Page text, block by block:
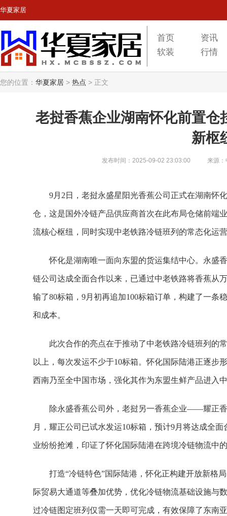
华夏家居
首页
资讯
软装
行情
您的位置： 华夏家居 > 热点 > 正文
老挝香蕉企业湖南怀化前置仓
新枢
发布时间：2025-09-02 23:03:00 来源：
9月2日，老挝永盛星阳光香蕉公司正式在湖南怀
仓，这是国外冷链产品供应商首次在此布局仓储前端
流核心枢纽，同时实现中老铁路冷链班列的常态化运
怀化是湖南唯一面向东盟的货运集结中心。永盛
链公司达成全面合作以来，已通过中老铁路将香蕉从
输了80标箱，9月初再追加100标箱订单，构建了一条
和成本。
此次合作的亮点在于推动了中老铁路冷链班列的
以上，每次发运不少于10标箱。怀化国际陆港正逐步
西南乃至全中国市场，强化其作为东盟生鲜产品进入
除永盛香蕉公司外，老挝另一香蕉企业——耀正
月，耀正公司已试水发运10标箱，预计9月将达成全
业纷纷抢滩，印证了怀化国际陆港在跨境冷链物流中
打造“冷链特色”国际陆港，怀化正构建开放新格
际贸易大通道等叠加优势，优化冷链物流基础设施与
过冷链图定班列仅需一天即可完成，有效保障了东南